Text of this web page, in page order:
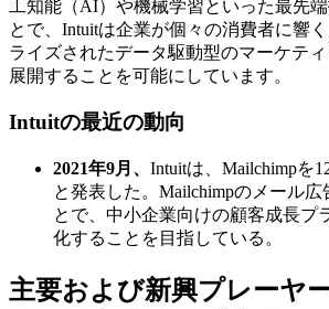
工知能（AI）や機械学習といった最先
とで、Intuitは企業が個々の消費者に響
ライズされたデータ駆動型のマーケテ
展開することを可能にしています。
Intuitの最近の動向
2021年9月、 Intuitは、Mailchimpを
と発表した。Mailchimpのメール広
とで、中小企業向けの顧客成長プ
化することを目指している。
主要および新興プレーヤ